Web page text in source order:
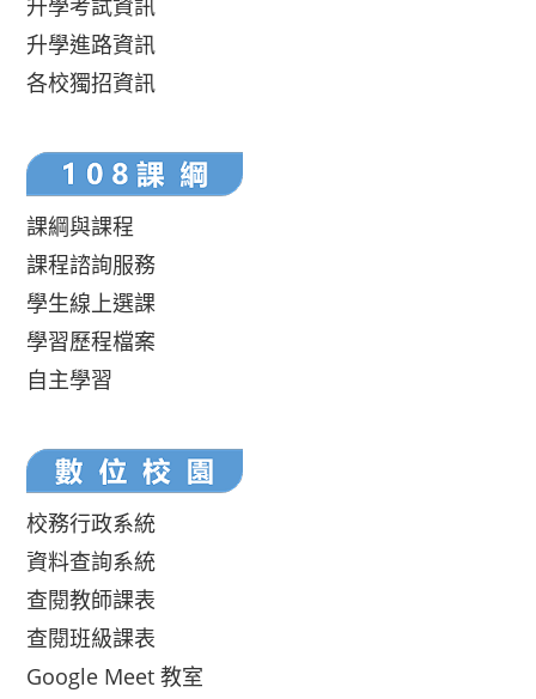
升學考試資訊
升學進路資訊
各校獨招資訊
課綱與課程
課程諮詢服務
學生線上選課
學習歷程檔案
自主學習
校務行政系統
資料查詢系統
查閱教師課表
查閱班級課表
Google Meet 教室